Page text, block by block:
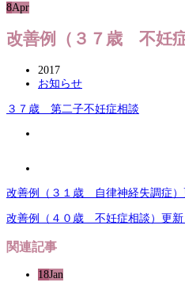
8Apr
改善例（３７歳 不妊
2017
お知らせ
３７歳 第二子不妊症相談
改善例（３１歳 自律神経失調症）
改善例（４０歳 不妊症相談）更新
関連記事
18Jan